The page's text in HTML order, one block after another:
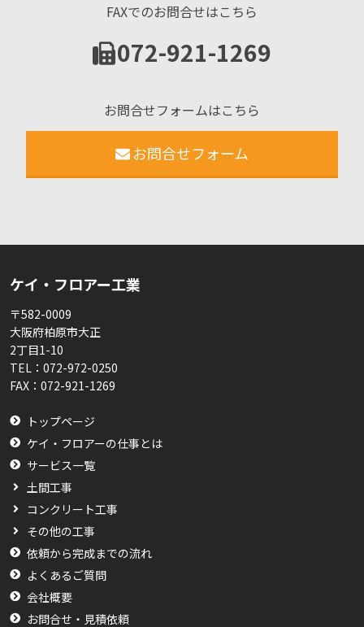
FAXでのお問合せはこちら
072-921-1269
お問合せフォームはこちら
お問合せフォーム
ケイ・フロアー工業
〒582-0009
大阪府柏原市大正
2丁目1-10
TEL： 072-972-0250
FAX： 072-921-1269
トップページ
ケイ・フロアーの仕事とは
サービス一覧
土間工事
コンクリート工事
その他の工事
依頼から完成までの流れ
よくあるご質問
会社概要
お問合せ・見積依頼